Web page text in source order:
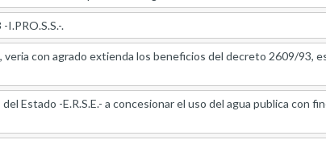
I.PRO.S.S.-.
veria con agrado extienda los beneficios del decreto 2609/93,
Estado -E.R.S.E.- a concesionar el uso del agua publica con